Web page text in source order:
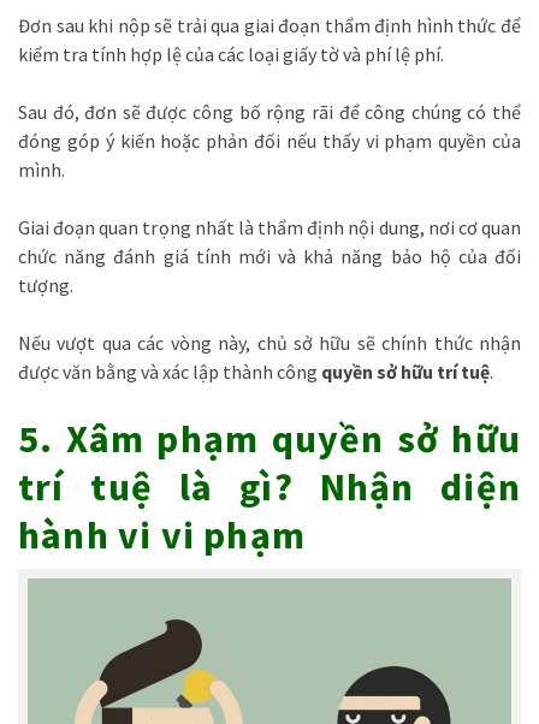
Đơn sau khi nộp sẽ trải qua giai đoạn thẩm định hình thức để
kiểm tra tính hợp lệ của các loại giấy tờ và phí lệ phí.
Sau đó, đơn sẽ được công bố rộng rãi để công chúng có thể
đóng góp ý kiến hoặc phản đối nếu thấy vi phạm quyền của
mình.
Giai đoạn quan trọng nhất là thẩm định nội dung, nơi cơ quan
chức năng đánh giá tính mới và khả năng bảo hộ của đối
tượng.
Nếu vượt qua các vòng này, chủ sở hữu sẽ chính thức nhận
được văn bằng và xác lập thành công quyền sở hữu trí tuệ.
5. Xâm phạm quyền sở hữu
trí tuệ là gì? Nhận diện
hành vi vi phạm